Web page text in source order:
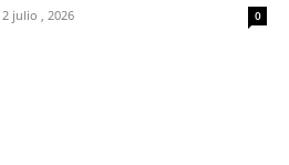
2 julio , 2026 0